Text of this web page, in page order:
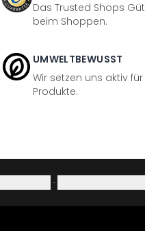
Das Trusted Shops
beim Shoppen.
UMWELTBEWUSST
Wir setzen uns aktiv
Produkte.
·